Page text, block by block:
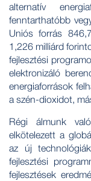
alternatív
fenntarthatóbb
Uniós forrás
1,226 milliárd
fejlesztési
elektronizáló
energiaforrások
a szén-dioxidot,
Régi álmunk
elkötelezett a
az új
fejlesztési
fejlesztések